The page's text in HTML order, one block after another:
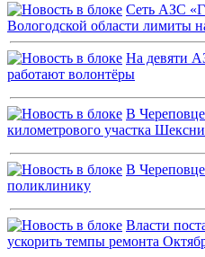
Сеть АЗС
Вологодской области лимиты
На девяти
работают волонтёры
В
километрового участка
В
поликлинику
Власти
ускорить темпы ремонта